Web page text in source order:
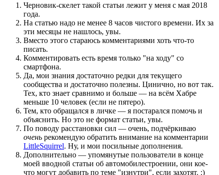
Черновик-скелет такой статьи лежит у меня с мая 2018
года.
На статью надо не менее 8 часов чистого времени. Их за
эти месяцы не нашлось, увы.
Вместо этого стараюсь комментариями хоть что-то
писать.
Комментировать есть время только "на ходу" со
смартфона.
Да, мои знания достаточно редки для текущего
сообщества и достаточно полезны. Цинично, но вот так.
Тех, кто знает сравнимо и больше — на всём Хабре
меньше 10 человек (если не пятеро).
Тем, кто обращался в личке — я постарался помочь и
объяснить. Но это не формат статьи, увы.
По поводу расстановки сил — очень, подчёркиваю
очень рекомендую обратить внимание на комментарии
LittleSquirrel. Ну, и мои посильные дополнения.
Дополнительно — упомянутые пользователи в конце
моей вводной статьи об автомобилестроении, они кое-
что могут добавить по теме "изнутри", если захотят. :)